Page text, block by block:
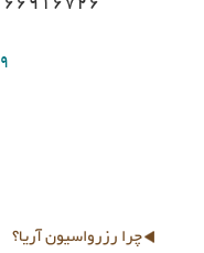
9 صبح تا 9 شب
چرا رزرواسیون آریا؟